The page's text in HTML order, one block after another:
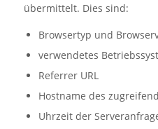
übermittelt. Dies sind:
Browsertyp und
verwendetes
Referrer URL
Hostname des
Uhrzeit der